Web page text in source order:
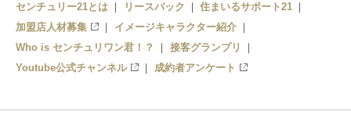
センチュリー21とは
リースバック
住まいるサポート21
加盟店人材募集
イメージキャラクター紹介
Who is センチュリワン君！？
接客グランプリ
Youtube公式チャンネル
成約者アンケート